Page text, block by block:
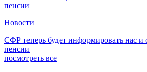
пенсии
Новости
СФР теперь будет информировать нас и
пенсии
посмотреть все